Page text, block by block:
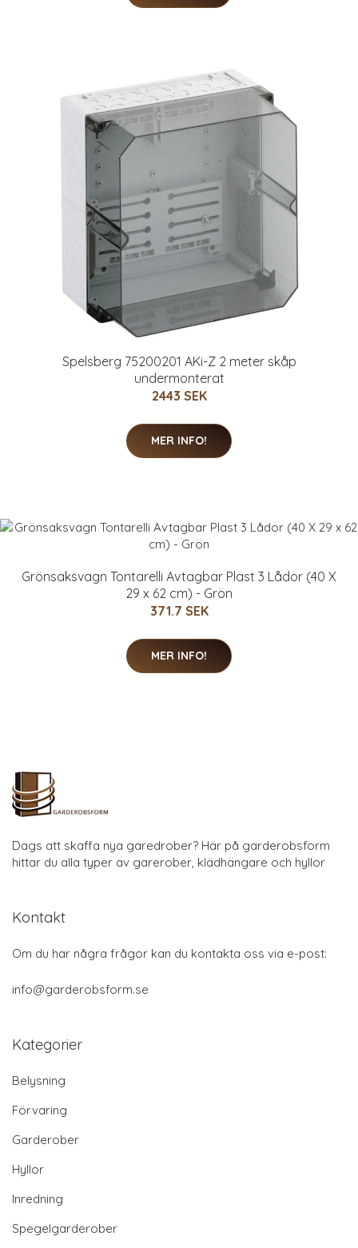
Spelsberg 75200201 AKi-Z 2 meter skåp
undermonterat
2443 SEK
MER INFO!
Grönsaksvagn Tontarelli Avtagbar Plast 3 Lådor (40 X
29 x 62 cm) - Grön
371.7 SEK
MER INFO!
Dags att skaffa nya garedrober? Här på garderobsform
hittar du alla typer av garerober, klädhängare och hyllor
Kontakt
Om du har några frågor kan du kontakta oss via e-post:
info@garderobsform.se
Kategorier
Belysning
Förvaring
Garderober
Hyllor
Inredning
Spegelgarderober